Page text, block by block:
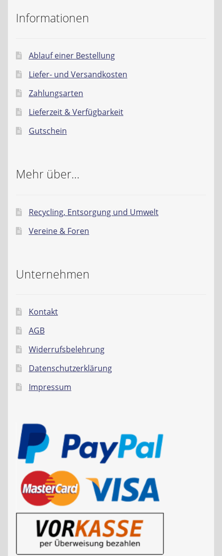
Informationen
Ablauf einer Bestellung
Liefer- und Versandkosten
Zahlungsarten
Lieferzeit & Verfügbarkeit
Gutschein
Mehr über…
Recycling, Entsorgung und Umwelt
Vereine & Foren
Unternehmen
Kontakt
AGB
Widerrufsbelehrung
Datenschutzerklärung
Impressum